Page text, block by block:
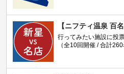
【ニフティ温泉 百
行ってみたい施設に投
（全10回開催 / 合計260